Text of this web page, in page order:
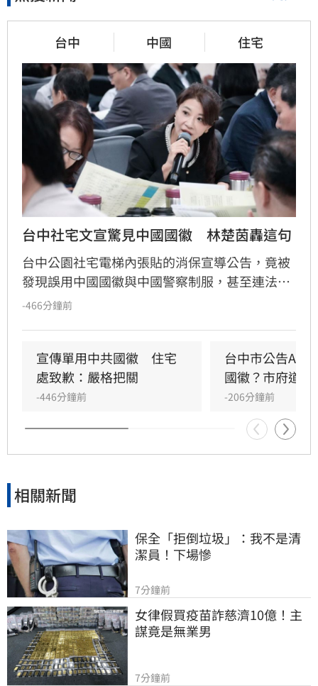
台中 中國 住宅
台中社宅文宣驚見中國國徽　林楚茵轟這句
台中公園社宅電梯內張貼的消保宣導公告，竟被
發現誤用中國國徽與中國警察制服，甚至連法律
條文與申訴流程都出現嚴重錯誤。台中市都發局
林楚茵痛批，市府把關全面失靈，質疑是否內心
已被中國接管。
-466分鐘前
宣傳單用中共國徽　住宅
處致歉：嚴格把關
-446分鐘前
台中市公告AI生
國徽？市府道歉
-206分鐘前
相關新聞
保全「拒倒垃圾」：我不是清
潔員！下場慘
7分鐘前
女律假買疫苗詐慈濟10億！主
謀竟是無業男
7分鐘前